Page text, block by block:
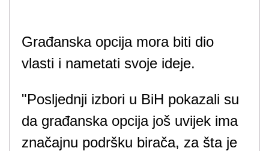
Građanska opcija mora biti dio
vlasti i nametati svoje ideje.
"Posljednji izbori u BiH pokazali su
da građanska opcija još uvijek ima
značajnu podršku birača, za šta je